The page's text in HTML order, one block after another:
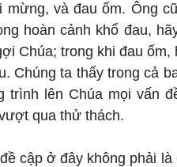
mừng, và đau ốm. Ông
hoàn cảnh khổ đau,
Chúa; trong khi đau
Chúng ta thấy trong cả
trình lên Chúa mọi vấn
qua thử thách.
cập ở đây không phải